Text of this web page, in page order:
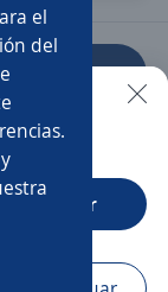
el
del
Abrir